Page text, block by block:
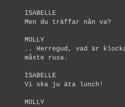
ISABELLE
Men du träffar nån va?
MOLLY
.. Herregud, vad är
måste rusa.
ISABELLE
Vi ska ju äta lunch!
MOLLY